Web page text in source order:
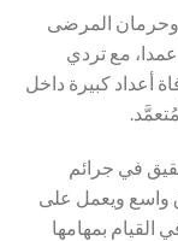
وحرمان المرضى
مع تردي
أعداد كبيرة داخل
في جرائم
واسع ويعمل على
القيام بمهامها